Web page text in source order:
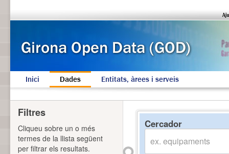
Inici Dades Entitats, àrees i serveis
Cercador
Filtres
Cliqueu sobre un o més
termes de la llista següent
per filtrar els resultats.